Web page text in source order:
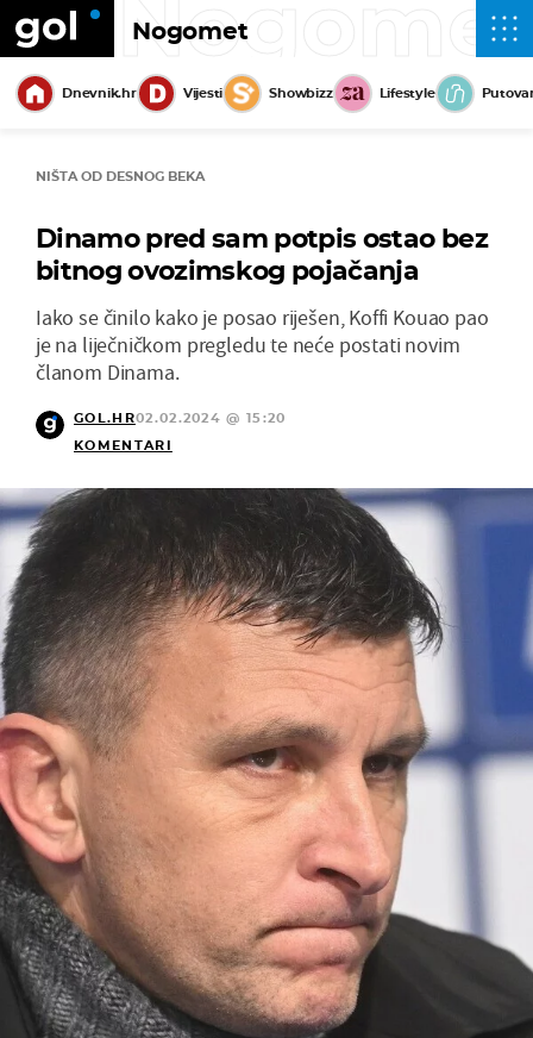
Nogomet
Dnevnik.hr Vijesti Showbizz Lifestyle
NIŠTA OD DESNOG BEKA
Dinamo pred sam potpis ostao bez
bitnog ovozimskog pojačanja
Iako se činilo kako je posao riješen, Koffi Kouao pao
je na liječničkom pregledu te neće postati novim
članom Dinama.
GOL.HR02.02.2024 @ 15:20
KOMENTARI